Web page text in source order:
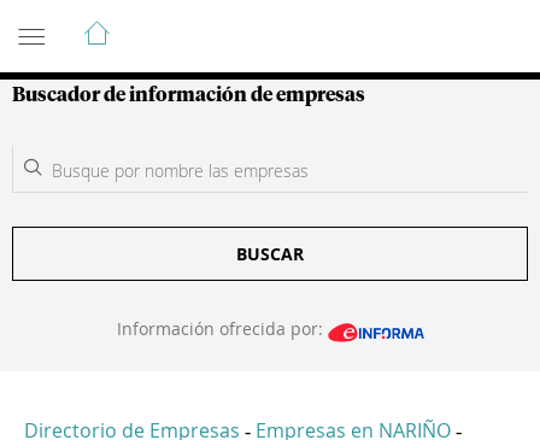
Guía de Empresas Colombianas
Buscador de información de empresas
BUSCAR
Información ofrecida por:
Directorio de Empresas - Empresas en NARIÑO -